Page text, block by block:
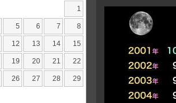
1
5 6 7 8
12 13 14 15
19 20 21 22
26 27 28 29